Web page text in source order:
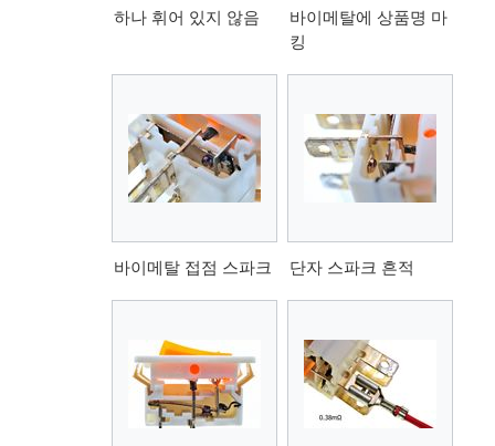
하나 휘어 있지 않음
바이메탈에 상품명 마
킹
바이메탈 접점 스파크 단자 스파크 흔적